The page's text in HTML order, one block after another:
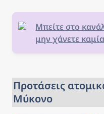
Μπείτε στο
μην χάνετε
Προτάσεις
Μύκονο